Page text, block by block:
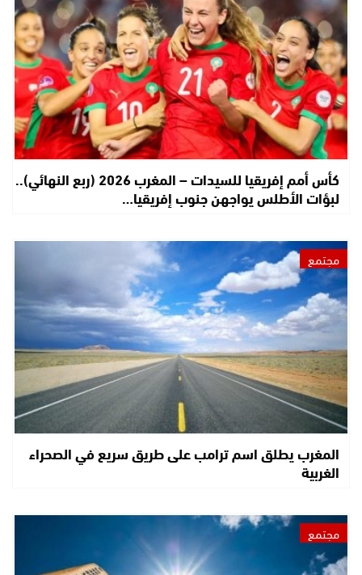
كأس أمم إفريقيا للسيدات – المغرب 2026 (ربع النهائي)..
لبؤات الأطلس يواجهن جنوب إفريقيا…
مجتمع
المغرب يطلق اسم ترامب على طريق سريع في الصحراء
الغربية
مجتمع